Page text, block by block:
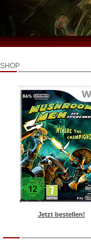
SHOP
Jetzt bestellen!